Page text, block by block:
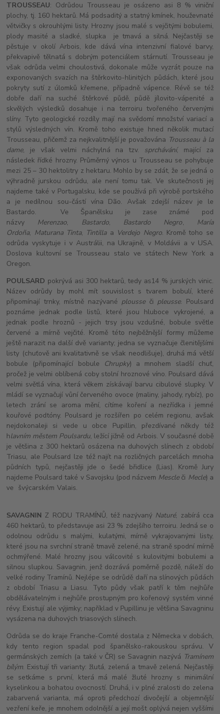
TROUSSEAU: Odrůdou Trousseau je osázeno asi 8 % viniční
plochy, tj. 160 hektarů. Má podsaditý a statný kmínek, houževnaté
větvičky s okrouhlými listy. Hrozny jsou malé s vejčitými bobulemi,
plody masité a sladké, slupka je tmavá a silná. Nejčastěji se
pěstuje v okolí Arbois, kde dává vína intenzivní fialové barvy,
překvapivě tělnatá s dobrým potenciálem stárnutí. Trousseau je
však odrůda velmi choulostivá, dokonale může vyzrát pouze na
exponovaných svazích na štěrkovito-hlinitých půdách, které jsou
pokryty sutí z úlomků křemene, případně vápence. Révě se též
dobře daří na suché štěrkové půdě, půdě jílovito-vápenité a
skvělých výsledků dosahuje i na terroiru tvořeného červenými
slíny. Tyto geologické rozdíly mají na svědomí množství variací a
stylů výsledných vín. Kromě toho existuje hned několik mutací
Trousseau, přičemž za nejkvalitnější je považována Trousseau à la
dame, je však velmi náchylná na tzv. sprchávání, mající za
následek řídké hrozny. Průměrný výnos u Trousseau se pohybuje
mezi 25 – 30 hektolitry z hektaru. Mohlo by se zdát, že se jedná o
výhradně jurskou odrůdu, ale není tomu tak. Ve skutečnosti jej
najdeme také v Portugalsku, kde se používá při výrobě portského
a je nedílnou sou-částí vína Dão. Avšak zdejší název je le
Bastardo. Ve Španělsku je zase známé pod
názvy Merenzao, Bastardo, Bastardo Negro, María
Ordoña, Maturana Tinta, Tintillaa Verdejo Negro. Kromě toho se
odrůda vyskytuje i v Austrálii, na Ukrajině, v Moldávii a v USA.
Doslova kultovní se Trousseau stalo ve státech New York a
Oregon.
POULSARD pokrývá asi 300 hektarů, tedy as14 % jurských vinic.
Název odrůdy by mohl mít souvislost s tvarem bobulí, které
připomínají trnky, místně nazývané plousseči pleusse. Poulsard
poznáme jednak podle listů, které jsou hluboce vykrojené, a
jednak podle hroznů - jejich trsy jsou vzdušné, bobule světle
červené a mírně vejčité. Kromě této nejběžnější formy můžeme
ještě narazit na další dvě varianty; jedna se vyznačuje členitějšími
listy (chuťově ani kvalitativně se však neodlišuje), druhá má větší
bobule (připomínající bobule
Chrupky) a mnohem sladší chuť,
pročež je velmi oblíbená coby stolní hroznové víno. Poulsard dává
velmi světlá vína, která věkem získávají barvu cibulové slupky. V
mládí se vyznačují vůní červeného ovoce (maliny, jahody, rybíz), po
letech zrání se aroma mění, cítíme koření a nezřídka i jemné
kouřové podtóny. Poulsard je rozšířen po celém regionu, avšak
nejdokonaleji si vede u obce Pupillin, přezdívané někdy též
hlavním městem Poulsardu, ležící jižně od Arbois. V současné době
je většina z 300 hektarů osázena na duhových slínech z období
Triasu, ale Poulsard lze též najít na rozličných parcelách mnoha
půdních typů, nejčastěji jde o šedé břidlice (Lias). Kromě Jury
najdeme Poulsard také v Savojsku (pod názvem Mescleči Mecle) a
ve švýcarském Valais.
SAVAGNIN Z RODU TRAMÍNŮ, též nazývaný Naturé, zabírá cca
460 hektarů, to představuje asi 23 % zdejšího terroiru. Jedná se o
odolnou odrůdu s malými, kulatými, mírně vykrajovanými listy,
které jsou na svrchní straně tmavě zelené, na straně spodní mírně
ochmýřené. Malé hrozny jsou válcovité s kulovitými bobulemi a
silnou slupkou. Savagnin, jenž dozrává poměrně pozdě, náleží do
velké rodiny Tramínů. Nejlépe se odrůdě daří na slínových půdách
z období Triasu a Liasu. Tyto půdy však patří k těm nejhůře
obdělávatelným i nejhůře prostupným pro kořenový systém vinné
révy. Existují ale výjimky; například v Pupillinu je většina Savagninu
vysázena na duhových triasových slínech.
Odrůda se do kraje Franche-Comté dostala z Německa v dobách,
kdy tento region spadal pod španělsko-rakouskou správu. V
germánských zemích (a také v ČR) se Savagnin nazývá Tramínem
bílým. Existují tři varianty: žlutá, zelená a tmavě zelená. Nejčastěji
se setkáme s první, která má malé žluté hrozny s minimální
kyselinkou a bohatou ovocností. Druhá, i v plné zralosti do zelena
zabarvená varianta, má oproti předchozí divočejší a objemnější
vezření keře, je mnohem odolnější a její mošt oplývá nejen vyššími